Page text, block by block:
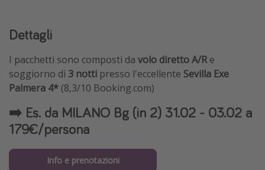
Dettagli
I pacchetti sono composti da volo diretto A/Re
soggiorno di 3 notti presso l'eccellente Sevilla Exe
Palmera 4* (8,3/10 Booking.com)
➡️ Es. da MILANO Bg (in 2) 31.02 - 03.02 a
179€/persona
Info e prenotazioni